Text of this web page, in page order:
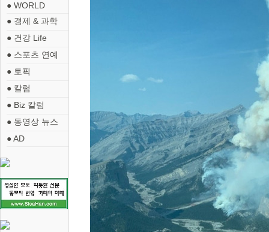
● WORLD
● 경제 & 과학
● 건강 Life
● 스포츠 연예
● 토픽
● 칼럼
● Biz 칼럼
● 동영상 뉴스
● AD